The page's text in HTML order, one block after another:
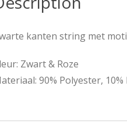
kanten string met
Zwart & Roze
90% Polyester, 10%